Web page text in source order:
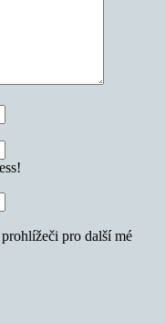
pro další mé